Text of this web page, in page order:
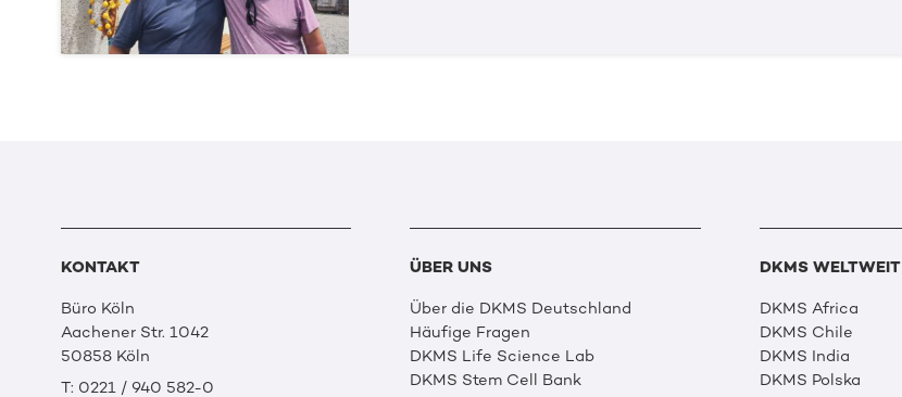
KONTAKT
Büro Köln
Aachener Str. 1042
50858 Köln
T: 0221 / 940 582-0
ÜBER UNS
Über die DKMS Deutschland
Häufige Fragen
DKMS Life Science Lab
DKMS Stem Cell Bank
DKMS WELTWEIT
DKMS Africa
DKMS Chile
DKMS India
DKMS Polska